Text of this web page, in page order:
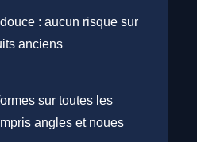
: aucun risque sur
anciens
sur toutes les
angles et noues